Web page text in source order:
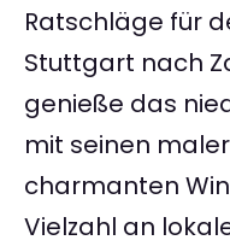
Ratschläge für
Stuttgart nach
genieße das
mit seinen
charmanten
Vielzahl an